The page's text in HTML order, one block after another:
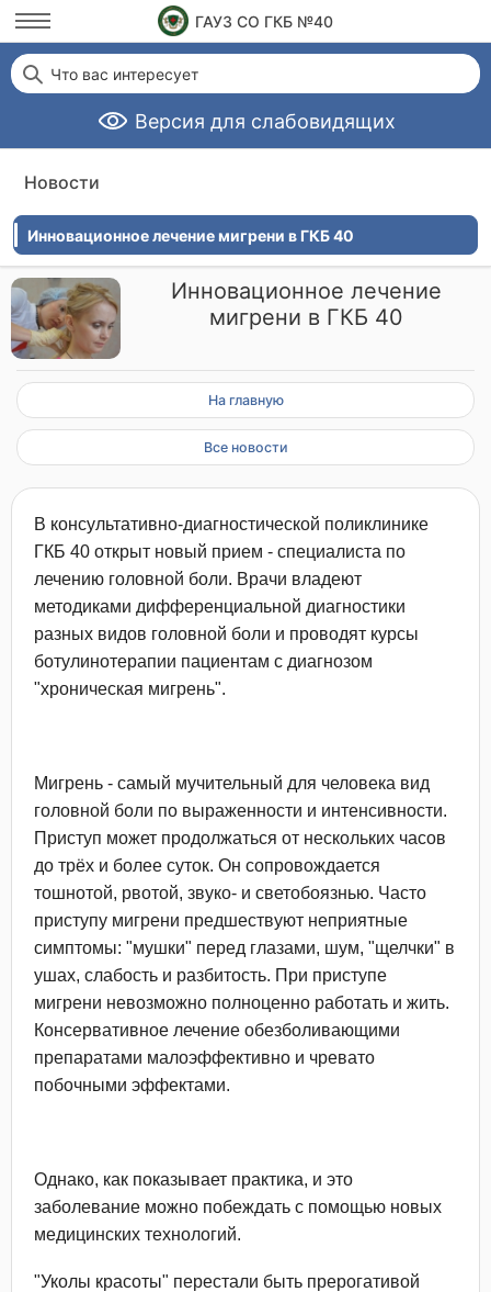
ГАУЗ СО ГКБ №40
Версия для слабовидящих
Что вас интересует
Новости
Инновационное лечение мигрени в ГКБ 40
Инновационное лечение
мигрени в ГКБ 40
На главную
Все новости
В консультативно-диагностической поликлинике
ГКБ 40 открыт новый прием - специалиста по
лечению головной боли. Врачи владеют
методиками дифференциальной диагностики
разных видов головной боли и проводят курсы
ботулинотерапии пациентам с диагнозом
"хроническая мигрень".
Мигрень - самый мучительный для человека вид
головной боли по выраженности и интенсивности.
Приступ может продолжаться от нескольких часов
до трёх и более суток. Он сопровождается
тошнотой, рвотой, звуко- и светобоязнью. Часто
приступу мигрени предшествуют неприятные
симптомы: "мушки" перед глазами, шум, "щелчки" в
ушах, слабость и разбитость. При приступе
мигрени невозможно полноценно работать и жить.
Консервативное лечение обезболивающими
препаратами малоэффективно и чревато
побочными эффектами.
Однако, как показывает практика, и это
заболевание можно побеждать с помощью новых
медицинских технологий.
"Уколы красоты" перестали быть прерогативой